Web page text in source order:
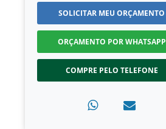
SOLICITAR MEU ORÇAMENTO
ORÇAMENTO POR WHATSAPP
COMPRE PELO TELEFONE